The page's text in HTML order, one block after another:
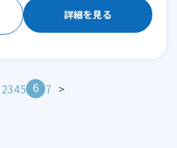
詳細を見る
2345 6 7 >